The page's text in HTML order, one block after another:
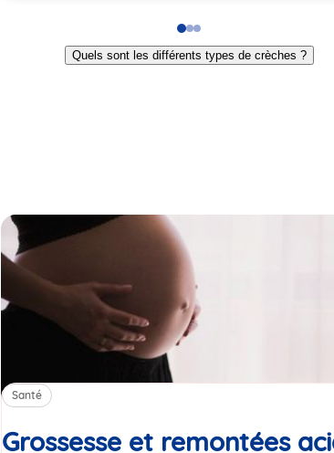
Go
to
slide
Go
to
slide
Go
to
slide
Quels sont les différents types de crèches ?
Santé
Grossesse et remontées